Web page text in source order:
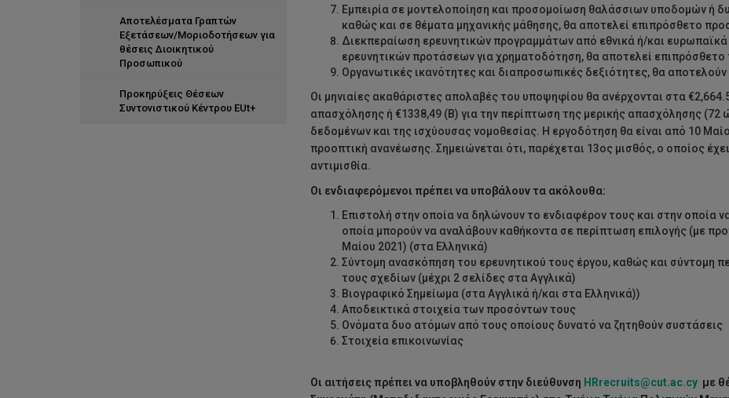
Αποτελέσματα Γραπτών
Εξετάσεων/Μοριοδοτήσεων για
θέσεις Διοικητικού
Προσωπικού
Προκηρύξεις Θέσεων
Συντονιστικού Κέντρου EUt+
Εμπειρία σε μοντελοποίηση και προσομοίωση θαλάσσιων υποδομών ή
καθώς και σε θέματα μηχανικής μάθησης, θα αποτελεί επιπρόσθετο
Διεκπεραίωση ερευνητικών προγραμμάτων από εθνικά ή/και
ερευνητικών προτάσεων για χρηματοδότηση, θα αποτελεί επιπρόσθετο
Οργανωτικές ικανότητες και διαπροσωπικές δεξιότητες, θα
Οι μηνιαίες ακαθάριστες απολαβές του υποψηφίου θα ανέρχονται στα
απασχόλησης ή €1338,49 (Β) για την περίπτωση της μερικής απασχόλησης (72
δεδομένων και της ισχύουσας νομοθεσίας. Η εργοδότηση θα είναι από 10
προοπτική ανανέωσης. Σημειώνεται ότι, παρέχεται 13ος μισθός, ο οποίος
αντιμισθία.
Οι ενδιαφερόμενοι πρέπει να υποβάλουν τα ακόλουθα:
Επιστολή στην οποία να δηλώνουν το ενδιαφέρον τους και στην οποία
οποία μπορούν να αναλάβουν καθήκοντα σε περίπτωση επιλογής (με
Μαίου 2021) (στα Ελληνικά)
Σύντομη ανασκόπηση του ερευνητικού τους έργου, καθώς και σύντομη
τους σχεδίων (μέχρι 2 σελίδες στα Αγγλικά)
Βιογραφικό Σημείωμα (στα Αγγλικά ή/και στα Ελληνικά))
Αποδεικτικά στοιχεία των προσόντων τους
Ονόματα δυο ατόμων από τους οποίους δυνατό να ζητηθούν συστάσεις
Στοιχεία επικοινωνίας
Οι αιτήσεις πρέπει να υποβληθούν στην διεύθυνση HRrecruits@cut.ac.cyμε